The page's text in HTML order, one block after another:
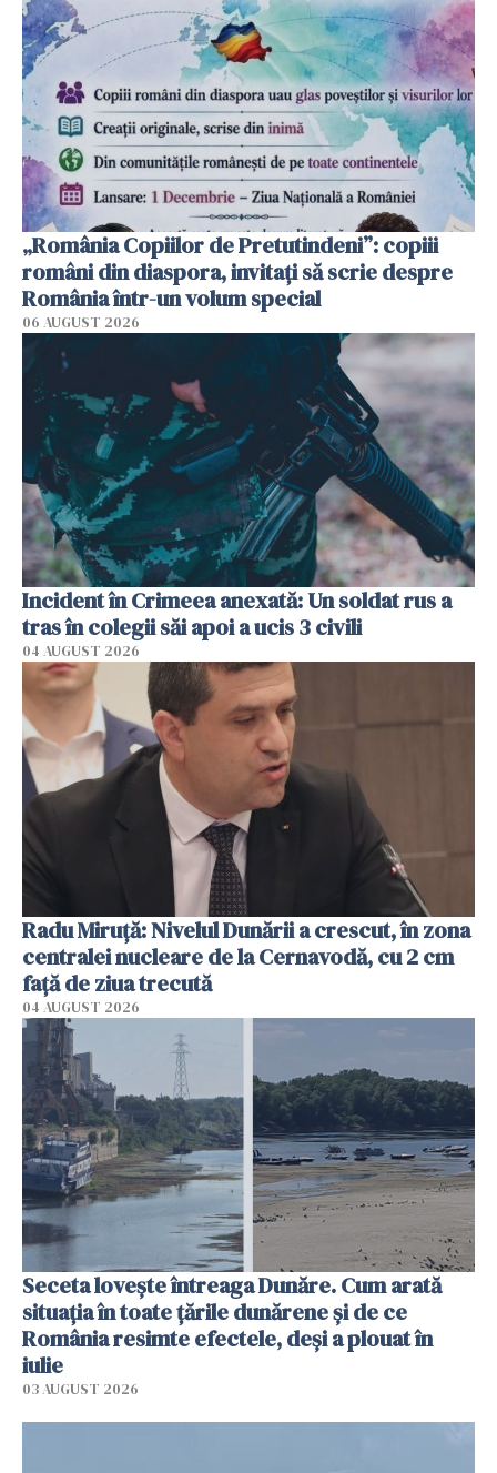
„România Copiilor de Pretutindeni”: copiii
români din diaspora, invitați să scrie despre
România într-un volum special
06 AUGUST 2026
Incident în Crimeea anexată: Un soldat rus a
tras în colegii săi apoi a ucis 3 civili
04 AUGUST 2026
Radu Miruţă: Nivelul Dunării a crescut, în zona
centralei nucleare de la Cernavodă, cu 2 cm
faţă de ziua trecută
04 AUGUST 2026
Seceta lovește întreaga Dunăre. Cum arată
situația în toate țările dunărene și de ce
România resimte efectele, deși a plouat în
iulie
03 AUGUST 2026